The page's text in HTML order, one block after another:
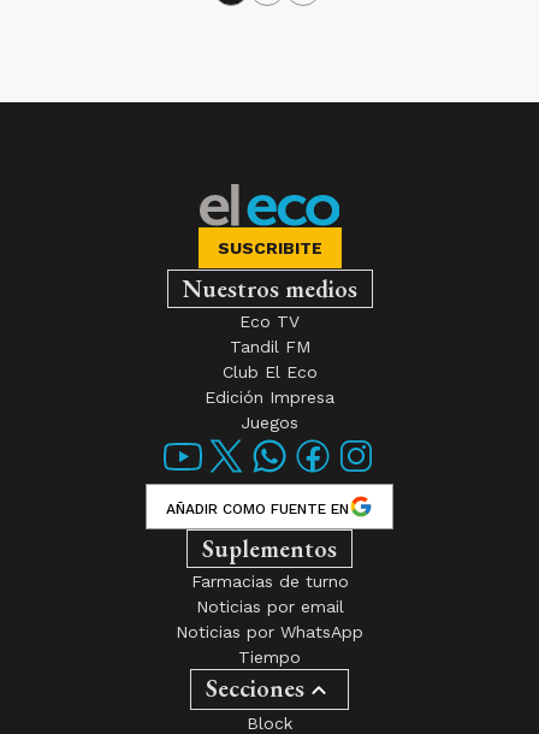
SUSCRIBITE
Nuestros medios
Eco TV
Tandil FM
Club El Eco
Edición Impresa
Juegos
AÑADIR COMO FUENTE EN
Suplementos
Farmacias de turno
Noticias por email
Noticias por WhatsApp
Tiempo
Secciones
Block